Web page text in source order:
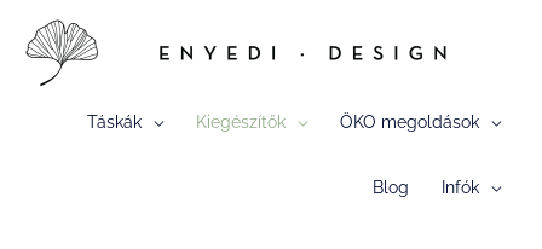
Táskák Kiegészítők ÖKO megoldások
Blog Infók